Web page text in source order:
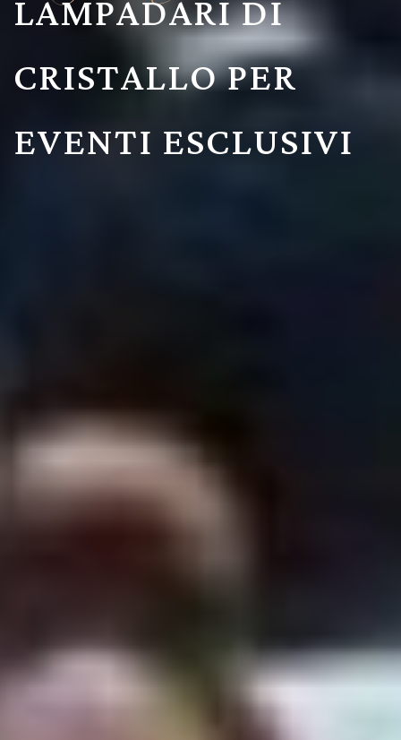
TRASFORMIAMO I
SOGNI IN REALTÀ